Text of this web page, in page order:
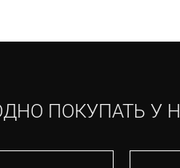
ПОКУПАТЬ У